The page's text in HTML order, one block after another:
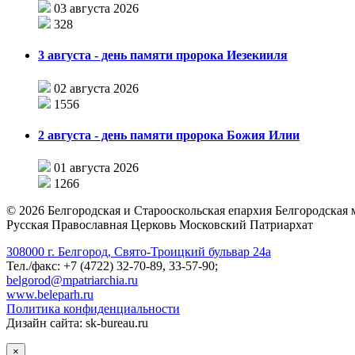
03 августа 2026
328
3 августа - день памяти пророка Иезекииля
02 августа 2026
1556
2 августа - день памяти пророка Божия Илии
01 августа 2026
1266
© 2026 Белгородская и Старооскольская епархия
Русская Православная Церковь Московский Патриархат
308000 г. Белгород, Свято-Троицкий бульвар 24а
Тел./факс: +7 (4722) 32-70-89, 33-57-90;
belgorod@mpatriarchia.ru
www.beleparh.ru
Политика конфиденциальности
Дизайн сайта: sk-bureau.ru
×